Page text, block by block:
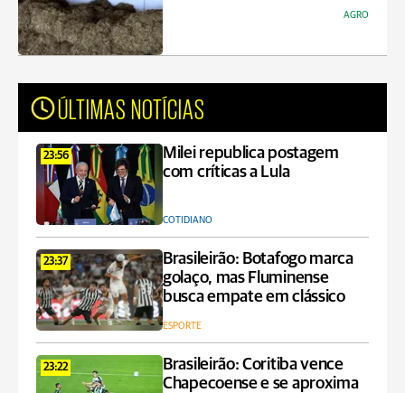
AGRO
ÚLTIMAS NOTÍCIAS
23:56
Milei republica postagem
com críticas a Lula
COTIDIANO
23:37
Brasileirão: Botafogo marca
golaço, mas Fluminense
busca empate em clássico
ESPORTE
23:22
Brasileirão: Coritiba vence
Chapecoense e se aproxima